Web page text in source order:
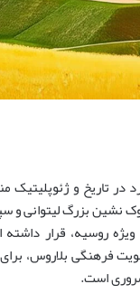
تاریخ و ژئوپلیتیک
نشین بزرگ لیتوانی
ویژه روسیه، قرار
فرهنگی بلاروس،
است.